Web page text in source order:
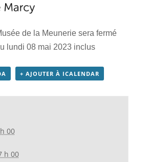
de la Meunerie sera fermé
lundi 08 mai 2023 inclus
+ AJOUTER À ICALENDAR
00
h 00